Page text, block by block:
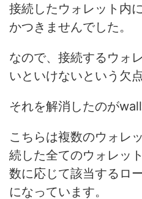
接続したウォレット内
かつきませんでした。
なので、接続するウォ
いといけないという欠
それを解消したのが
こちらは複数のウォレ
続した全てのウォレッ
数に応じて該当するロ
になっています。